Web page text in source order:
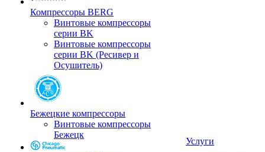
Компрессоры BERG
Винтовые компрессоры
серии BK
Винтовые компрессоры
серии BK (Ресивер и
Осушитель)
Бежецкие компрессоры
Винтовые компрессоры
Бежецк
Услуги